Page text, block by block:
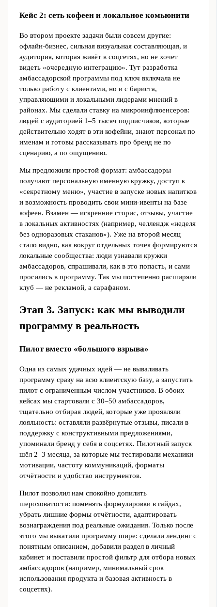
Кейс 2: сеть кофеен и локальное комьюнити
Во втором проекте задачи были совсем другие:
офлайн-бизнес, сильная визуальная составляющая, и
аудитория, которая живёт в соцсетях, но не хочет
видеть «очередную интеграцию». Тут разработка
амбассадорской программы под ключ включала не
только работу с клиентами, но и с бариста,
управляющими и локальными лидерами мнений в
районах. Мы сделали ставку на микроинфлюенсеров:
людей с аудиторией 1–5 тысяч подписчиков, которые
действительно ходят в эти кофейни, знают персонал по
именам и готовы рассказывать про бренд не по
сценарию, а по ощущению.
Мы предложили простой формат: амбассадоры
получают персональную именную кружку, доступ к
«секретному меню», участие в запуске новых напитков
и возможность проводить свои мини-ивенты на базе
кофеен. Взамен — искренние сторис, отзывы, участие
в локальных активностях (например, челлендж «неделя
без одноразовых стаканов»). Уже на второй месяц
стало видно, как вокруг отдельных точек формируются
локальные сообщества: люди узнавали кружки
амбассадоров, спрашивали, как в это попасть, и сами
просились в программу. Так мы постепенно расширяли
клуб — не рекламой, а сарафаном.
Этап 3. Запуск: как мы выводили
программу в реальность
Пилот вместо «большого взрыва»
Одна из самых удачных идей — не вываливать
программу сразу на всю клиентскую базу, а запустить
пилот с ограниченным числом участников. В обоих
кейсах мы стартовали с 30–50 амбассадоров,
тщательно отбирая людей, которые уже проявляли
лояльность: оставляли развёрнутые отзывы, писали в
поддержку с конструктивными предложениями,
упоминали бренд у себя в соцсетях. Пилотный запуск
шёл 2–3 месяца, за которые мы тестировали механики
мотивации, частоту коммуникаций, форматы
отчётности и удобство инструментов.
Пилот позволил нам спокойно допилить
шероховатости: поменять формулировки в гайдах,
убрать лишние формы отчётности, адаптировать
вознаграждения под реальные ожидания. Только после
этого мы выкатили программу шире: сделали лендинг с
понятным описанием, добавили раздел в личный
кабинет и поставили простой фильтр для отбора новых
амбассадоров (например, минимальный срок
использования продукта и базовая активность в
соцсетях).